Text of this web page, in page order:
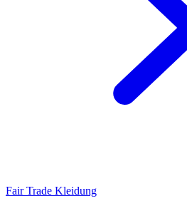
Fair Trade Kleidung